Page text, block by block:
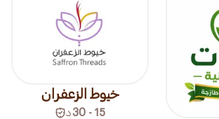
خيوط الزعفران
15 - 30 د